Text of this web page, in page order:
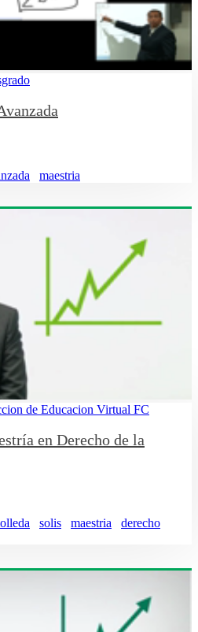
maestria
de Educacion Virtual FC
en Derecho de la
solis maestria
derecho